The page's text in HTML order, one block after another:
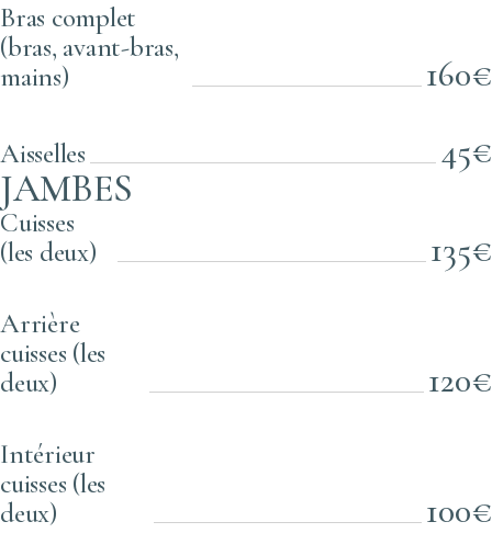
Bras complet
(bras, avant-bras,
mains)
160€
Aisselles 45€
JAMBES
Cuisses
(les deux)
135€
Arrière
cuisses (les
deux)
120€
Intérieur
cuisses (les
deux)
100€